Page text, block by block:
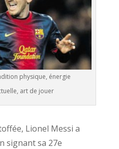
physique, énergie
art de jouer
Lionel Messi a
signant sa 27e